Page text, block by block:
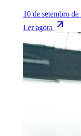
10 de setembro de
Ler agora